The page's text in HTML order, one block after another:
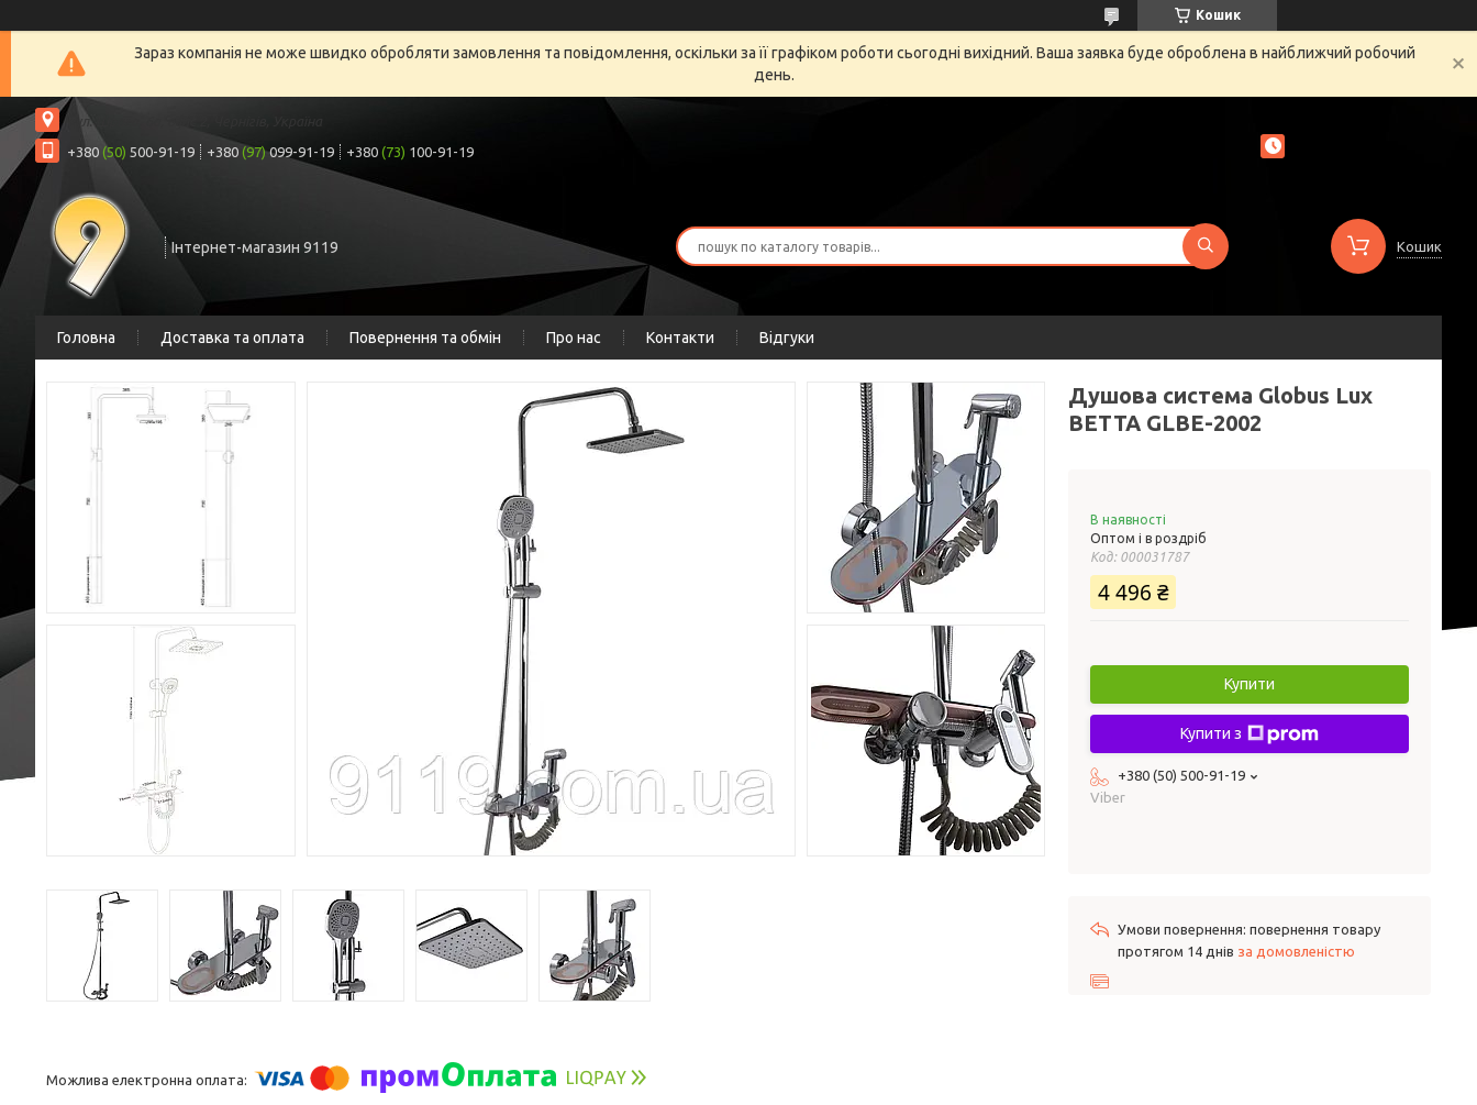
Кошик
Зараз компанія не може швидко обробляти замовлення та повідомлення, оскільки за її графіком роботи сьогодні вихідний. Ваша заявка буде оброблена в найближчий робочий
день.
вул. Шрага, 6а, офіс 2, Чернігів, Україна
+380 (50) 500-91-19 +380 (97)099-91-19 +380 (73) 100-91-19
Інтернет-магазин 9119 Кошик
Головна Доставка та оплата Повернення та обмін Про нас Контакти Відгуки
Душова система Globus Lux
BETTA GLBE-2002
В наявності
Оптом і в роздріб
Код: 000031787
4 496 ₴
Купити
Купити з
+380 (50) 500-91-19
Viber
повернення товару
протягом 14 днів за домовленістю